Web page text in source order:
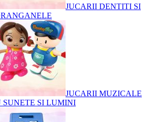
JUCARII DENTITI SI
JUCARII MUZICALE
SUNETE SI LUMINI